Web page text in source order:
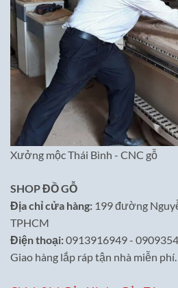
Xưởng mộc Thái Bình - CNC gỗ
SHOP ĐỒ GỖ
Địa chỉ cửa hàng: 199 đường
TPHCM
Điện thoại:0913916949 -
Giao hàng lắp ráp tận nhà miễn phí.